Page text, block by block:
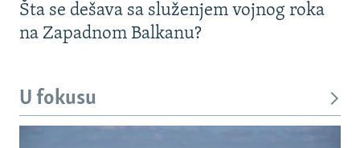
Šta se dešava sa služenjem vojnog roka
na Zapadnom Balkanu?
U fokusu